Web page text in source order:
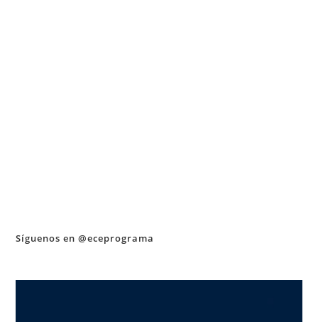
Síguenos en @eceprograma